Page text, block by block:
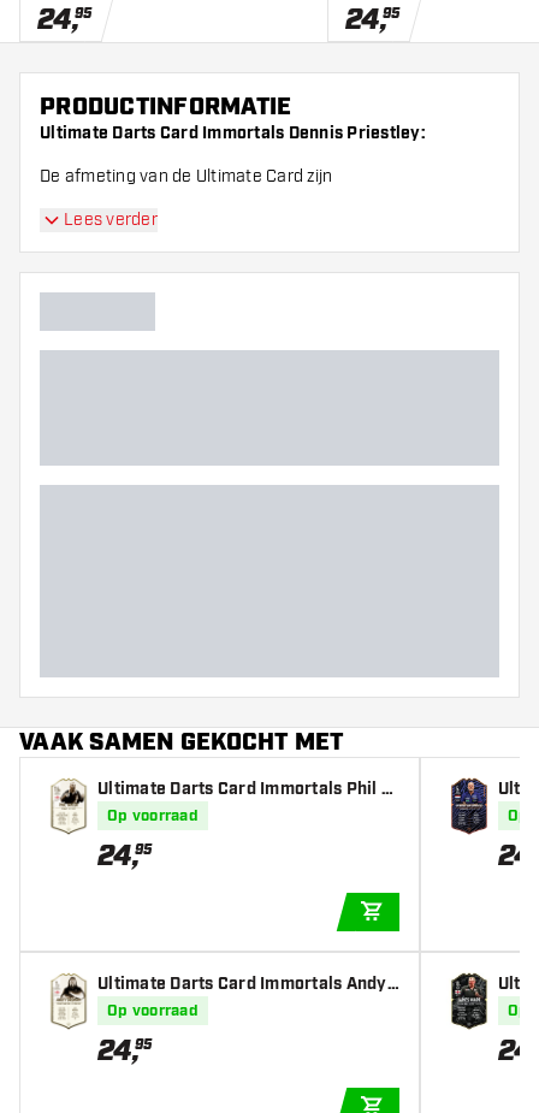
24,95 24,95
PRODUCTINFORMATIE
Ultimate Darts Card Immortals Dennis Priestley:
De afmeting van de Ultimate Card zijn
Lees verder
VAAK SAMEN GEKOCHT MET
Ultimate Darts Card Immortals Phil T
aylor
Op voorraad
24,95
Ultimate Darts Card Immortals Andy
Fordham
Op voorraad
24,95
Op
24
6Op
24